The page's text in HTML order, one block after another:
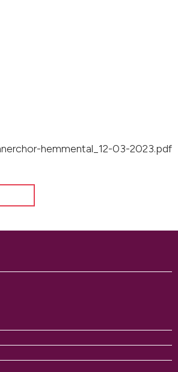
hemmental_12-03-2023.pdf